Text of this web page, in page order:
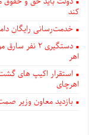
کند
خدمت‌رسانی رایگان
دستگيری ۲
اهر
استقرار اکیپ های
اهرچای
بازدید معاون وزیر